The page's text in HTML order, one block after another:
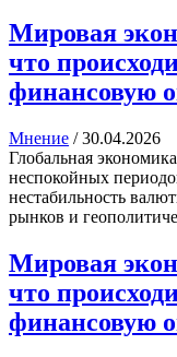
Мировая
что
финансовую
Мнение /30.04.2026
Глобальная
неспокойных
нестабильность
рынков и
Мировая
что
финансовую